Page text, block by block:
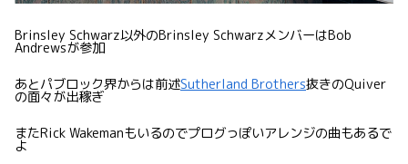
Brinsley Schwarz以外のBrinsley SchwarzメンバーはBob
Andrewsが参加
あとパブロック界からは前述Sutherland Brothers抜きのQuiver
の面々が出稼ぎ
またRick Wakemanもいるのでプログっぽいアレンジの曲もあるで
よ